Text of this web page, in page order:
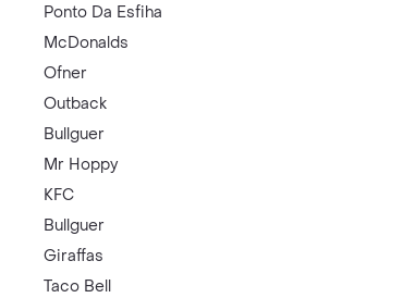
Ponto Da Esfiha
McDonalds
Ofner
Outback
Bullguer
Mr Hoppy
KFC
Bullguer
Giraffas
Taco Bell